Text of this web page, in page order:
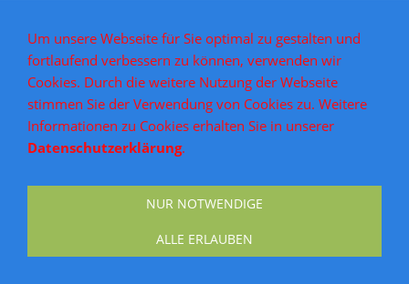
Um unsere Webseite für Sie optimal zu gestalten und
fortlaufend verbessern zu können, verwenden wir
Cookies. Durch die weitere Nutzung der Webseite
stimmen Sie der Verwendung von Cookies zu. Weitere
Informationen zu Cookies erhalten Sie in unserer
Datenschutzerklärung.
NUR NOTWENDIGE
ALLE ERLAUBEN